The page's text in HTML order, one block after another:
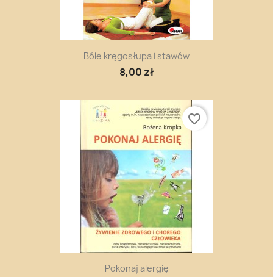
Bóle kręgosłupa i stawów
8,00 zł
Pokonaj alergię
favorite_border